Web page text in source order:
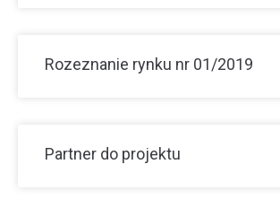
Rozeznanie rynku nr 01/2019
Partner do projektu